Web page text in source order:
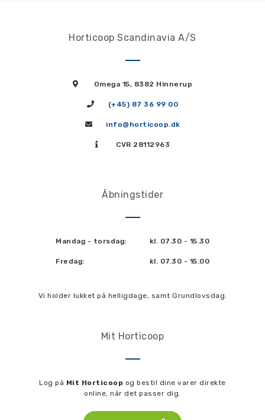
Horticoop Scandinavia A/S
Omega 15, 8382 Hinnerup
(+45) 87 36 99 00
info@horticoop.dk
CVR 28112963
Åbningstider
Mandag - torsdag: kl. 07.30 - 15.30
Fredag: kl. 07.30 - 15.00
Vi holder lukket på helligdage, samt Grundlovsdag.
Mit Horticoop
Log på Mit Horticoop og bestil dine varer direkte
online, når det passer dig.